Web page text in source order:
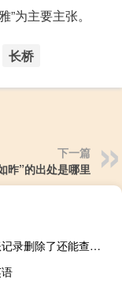
为主要主张。
长桥
下一篇
昨”的出处是哪里
微信转账记录删除了还能查到吗（微信转账）